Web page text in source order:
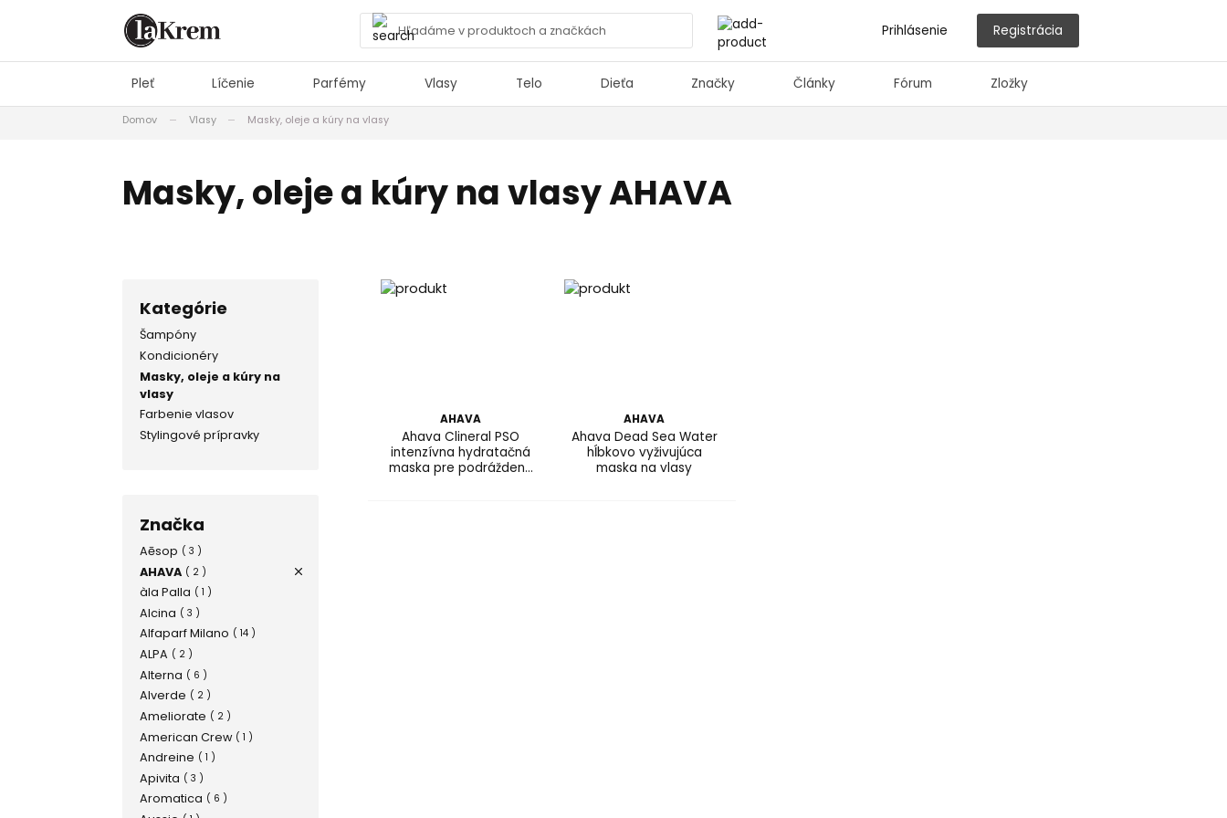
Prihlásenie Registrácia
Pleť Líčenie Parfémy Vlasy Telo Dieťa Značky Články Fórum Zložky
Domov Vlasy Masky, oleje a kúry na vlasy
Masky, oleje a kúry na vlasy AHAVA
Kategórie
Šampóny
Kondicionéry
Masky, oleje a kúry na
vlasy
Farbenie vlasov
Stylingové prípravky
Značka
Aēsop ( 3 )
AHAVA ( 2 )
àla Palla ( 1 )
Alcina ( 3 )
Alfaparf Milano ( 14 )
ALPA ( 2 )
Alterna ( 6 )
Alverde ( 2 )
Ameliorate ( 2 )
American Crew ( 1 )
Andreine ( 1 )
Apivita ( 3 )
Aromatica ( 6 )
AHAVA
Ahava Clineral PSO
intenzívna hydratačná
maska pre podráždenú
AHAVA
Ahava Dead Sea Water
hĺbkovo vyživujúca
maska na vlasy